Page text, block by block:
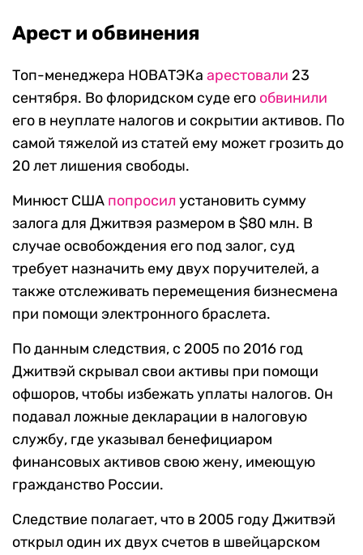
Арест и обвинения
Топ-менеджера НОВАТЭКа арестовали 23
сентября. Во флоридском суде его обвинили
его в неуплате налогов и сокрытии активов. По
самой тяжелой из статей ему может грозить до
20 лет лишения свободы.
Минюст США попросил установить сумму
залога для Джитвэя размером в $80 млн. В
случае освобождения его под залог, суд
требует назначить ему двух поручителей, а
также отслеживать перемещения бизнесмена
при помощи электронного браслета.
По данным следствия, с 2005 по 2016 год
Джитвэй скрывал свои активы при помощи
офшоров, чтобы избежать уплаты налогов. Он
подавал ложные декларации в налоговую
службу, где указывал бенефициаром
финансовых активов свою жену, имеющую
гражданство России.
Следствие полагает, что в 2005 году Джитвэй
открыл один их двух счетов в швейцарском